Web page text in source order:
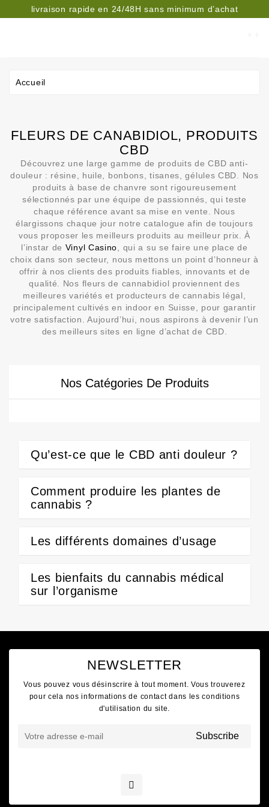
livraison rapide en 24/48H sans minimum d’achat
CATÉGORIE
Accueil
FLEURS DE CANABIDIOL, PRODUITS
CBD
Découvrez une large gamme de produits de CBD anti-
douleur : résine, huile, bonbons, tisanes, gélules CBD. Nos
produits à base de chanvre sont rigoureusement
sélectionnés par une équipe de passionnés, qui teste
chaque référence avant sa mise en vente. Nous
élargissons chaque jour notre catalogue afin de toujours
vous proposer les meilleurs produits au meilleur prix. À
l’instar de Vinyl Casino , qui a su se faire une place de
choix dans son secteur, nous mettons un point d’honneur à
offrir à nos clients des produits fiables, innovants et de
qualité. Nos fleurs de cannabidiol proviennent des
meilleures variétés et producteurs de cannabis légal,
principalement cultivés en indoor en Suisse, pour garantir
votre satisfaction. Aujourd’hui, nous aspirons à devenir l’un
des meilleurs sites en ligne d’achat de CBD.
Nos Catégories De Produits
Qu’est-ce que le CBD anti douleur ?
Comment produire les plantes de
cannabis ?
Les différents domaines d’usage
Les bienfaits du cannabis médical
sur l’organisme
NEWSLETTER
Vous pouvez vous désinscrire à tout moment. Vous trouverez
pour cela nos informations de contact dans les conditions
d'utilisation du site.